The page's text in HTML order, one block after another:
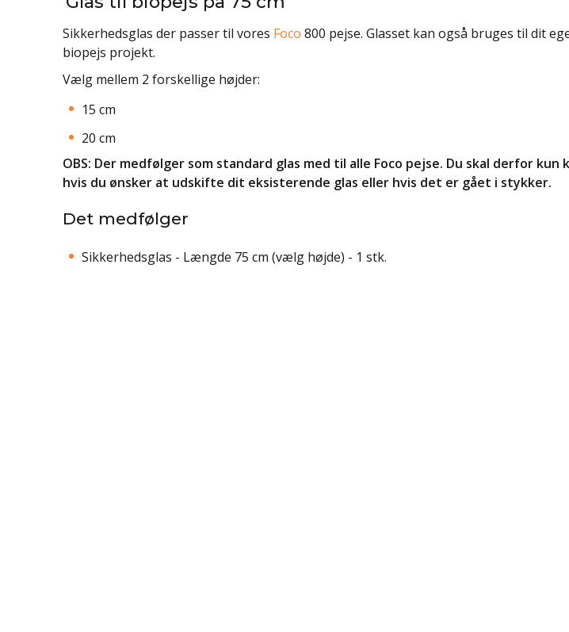
Sikkerhedsglas der passer til vores Foco 800 pejse. Glasset kan også bruges til dit
biopejs projekt.
Vælg mellem 2 forskellige højder:
15 cm
20 cm
OBS: Der medfølger som standard glas med til alle Foco pejse. Du skal derfor kun
hvis du ønsker at udskifte dit eksisterende glas eller hvis det er gået i stykker.
Det medfølger
Sikkerhedsglas - Længde 75 cm (vælg højde) - 1 stk.